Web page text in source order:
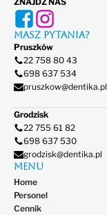
Masz pytania?
Pruszków
22 758 80 43
698 637 534
pruszkow@dentika.pl
Grodzisk
22 755 61 82
698 637 530
grodzisk@dentika.pl
Menu
Home
Personel
Cennik